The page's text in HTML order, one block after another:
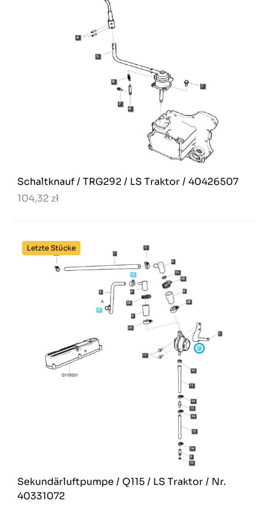
Schaltknauf / TRG292 / LS Traktor / 40426507
104,32 zł
Letzte Stücke
Sekundärluftpumpe / Q115 / LS Traktor / Nr.
40331072